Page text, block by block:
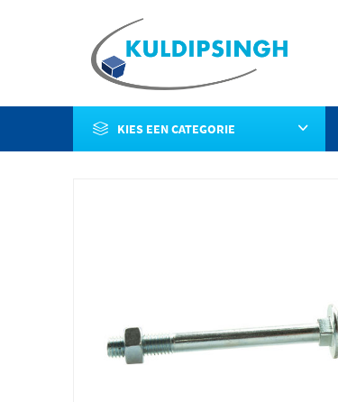
KIES EEN CATEGORIE